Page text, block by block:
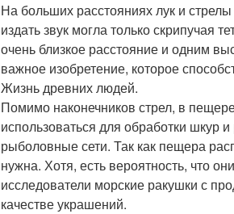
На больших расстояниях лук и
издать звук могла только скрипучая
очень близкое расстояние и одним
важное изобретение, которое
Жизнь древних людей.
Помимо наконечников стрел, в
использоваться для обработки шкур
рыболовные сети. Так как пещера
нужна. Хотя, есть вероятность, что
исследователи морские ракушки с
качестве украшений.